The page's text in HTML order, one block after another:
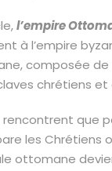
l’empire
à l’empire
composée de
chrétiens et
rencontrent que
les Chrétiens
ottomane